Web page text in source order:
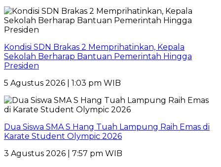
Kondisi SDN Brakas 2 Memprihatinkan, Kepala
Sekolah Berharap Bantuan Pemerintah Hingga
Presiden
5 Agustus 2026 | 1:03 pm WIB
Dua Siswa SMA S Hang Tuah Lampung Raih Emas di
Karate Student Olympic 2026
3 Agustus 2026 | 7:57 pm WIB